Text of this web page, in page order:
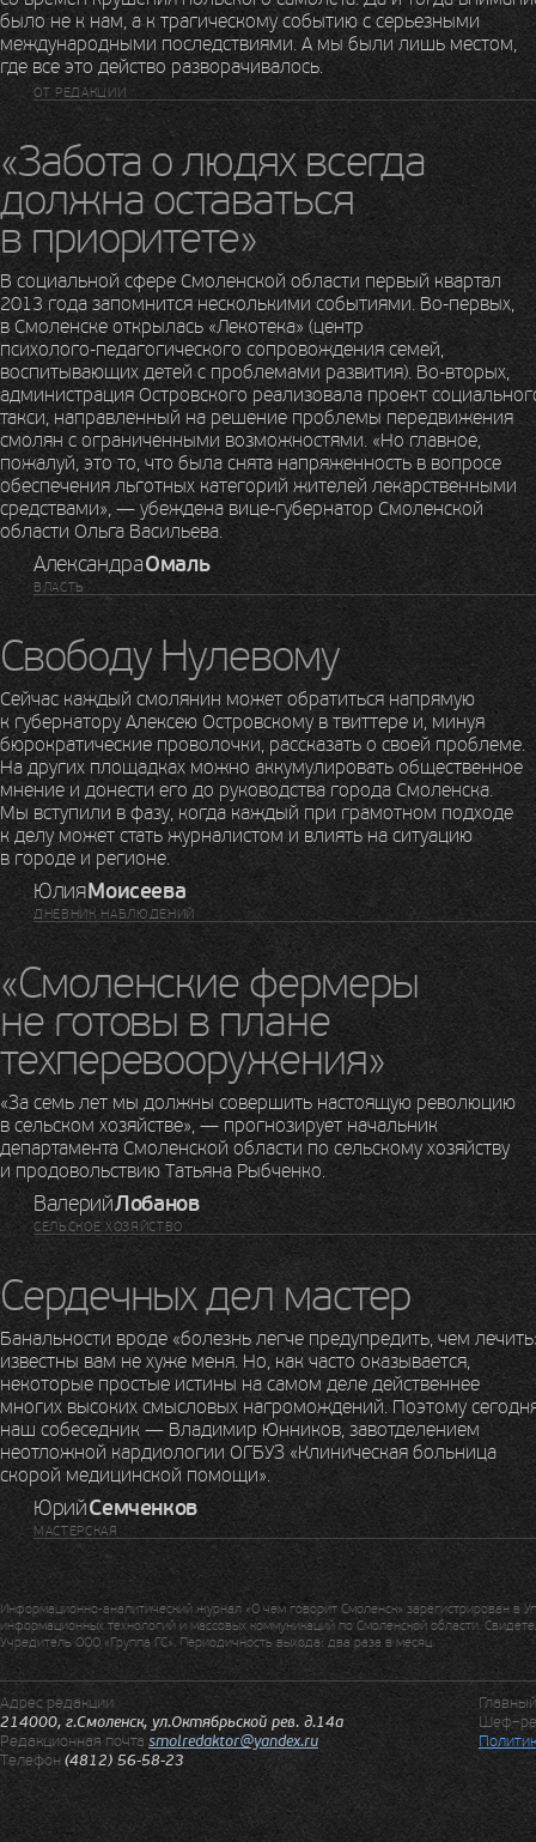
было не к нам, а к трагическому событию с серьезными
международными последствиями. А мы были лишь местом,
где все это действо разворачивалось.
ОТ РЕДАКЦИИ
«Забота о людях всегда
должна оставаться
в приоритете»
В социальной сфере Смоленской области первый квартал
2013 года запомнится несколькими событиями. Во-первых,
в Смоленске открылась «Лекотека» (центр
психолого-педагогического сопровождения семей,
воспитывающих детей с проблемами развития). Во-вторых,
администрация Островского реализовала проект
такси, направленный на решение проблемы передвижения
смолян с ограниченными возможностями. «Но главное,
пожалуй, это то, что была снята напряженность в вопросе
обеспечения льготных категорий жителей лекарственными
средствами», — убеждена вице-губернатор Смоленской
области Ольга Васильева.
АлександраОмаль
ВЛАСТЬ
Свободу Нулевому
Сейчас каждый смолянин может обратиться напрямую
к губернатору Алексею Островскому в твиттере и, минуя
бюрократические проволочки, рассказать о своей проблеме.
На других площадках можно аккумулировать общественное
мнение и донести его до руководства города Смоленска.
Мы вступили в фазу, когда каждый при грамотном подходе
к делу может стать журналистом и влиять на ситуацию
в городе и регионе.
ЮлияМоисеева
ДНЕВНИК НАБЛЮДЕНИЙ
«Смоленские фермеры
не готовы в плане
техперевооружения»
«За семь лет мы должны совершить настоящую революцию
в сельском хозяйстве», — прогнозирует начальник
департамента Смоленской области по сельскому хозяйству
и продовольствию Татьяна Рыбченко.
ВалерийЛобанов
СЕЛЬСКОЕ ХОЗЯЙСТВО
Сердечных дел мастер
Банальности вроде «болезнь легче предупредить, чем
известны вам не хуже меня. Но, как часто оказывается,
некоторые простые истины на самом деле действеннее
многих высоких смысловых нагромождений. Поэтому
наш собеседник — Владимир Юнников, завотделением
неотложной кардиологии ОГБУЗ «Клиническая больница
скорой медицинской помощи».
ЮрийСемченков
МАСТЕРСКАЯ
Информационно-аналитический журнал «О чем говорит Смоленск» зарегистрирован в
информационных технологий и массовых коммуникаций по Смоленской области.
Учредитель ООО «Группа ГС». Периодичность выхода: два раза в месяц.
Адрес редакции
214000, г.Смоленск, ул.Октябрьской рев. д.14а
Редакционная почта smolredaktor@yandex.ru
Телефон (4812) 56-58-23